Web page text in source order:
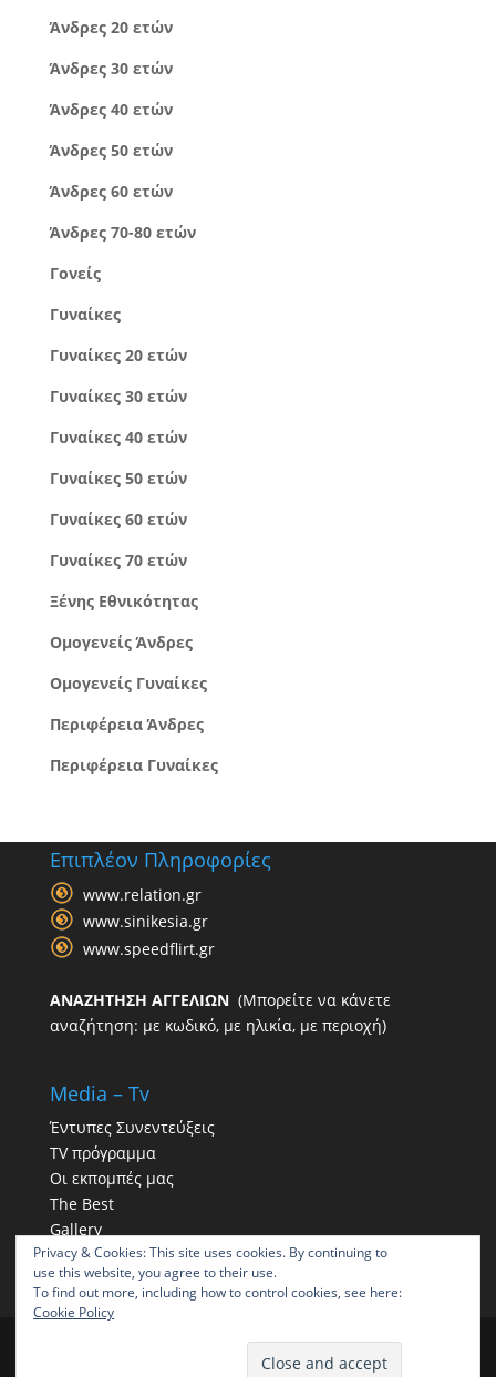
Άνδρες 20 ετών
Άνδρες 30 ετών
Άνδρες 40 ετών
Άνδρες 50 ετών
Άνδρες 60 ετών
Άνδρες 70-80 ετών
Γονείς
Γυναίκες
Γυναίκες 20 ετών
Γυναίκες 30 ετών
Γυναίκες 40 ετών
Γυναίκες 50 ετών
Γυναίκες 60 ετών
Γυναίκες 70 ετών
Ξένης Εθνικότητας
Ομογενείς Άνδρες
Ομογενείς Γυναίκες
Περιφέρεια Άνδρες
Περιφέρεια Γυναίκες
Επιπλέον Πληροφορίες
www.relation.gr
www.sinikesia.gr
www.speedflirt.gr
ΑΝΑΖΗΤΗΣΗ ΑΓΓΕΛΙΩΝ(Μπορείτε να κάνετε
αναζήτηση: με κωδικό, με ηλικία, με περιοχή)
Media – Tv
Έντυπες Συνεντεύξεις
TV πρόγραμμα
Οι εκπομπές μας
The Best
Gallery
Η παρουσία μας στα social
Privacy & Cookies: This site uses cookies. By continuing to
use this website, you agree to their use.
To find out more, including how to control cookies, see here:
Cookie Policy